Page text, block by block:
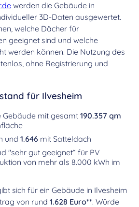
werden die Gebäude in
3D-Daten ausgewertet.
welche Dächer für
geeignet sind und welche
werden können. Die Nutzung des
ohne Registrierung und
für Ilvesheim
Gebäude mit gesamt 190.357 qm
und 1.646 mit Satteldach
"sehr gut geeignet“ für PV
von mehr als 8.000 kWh im
sich für ein Gebäude in Ilvesheim
von rund 1.628 Euro**. Würde